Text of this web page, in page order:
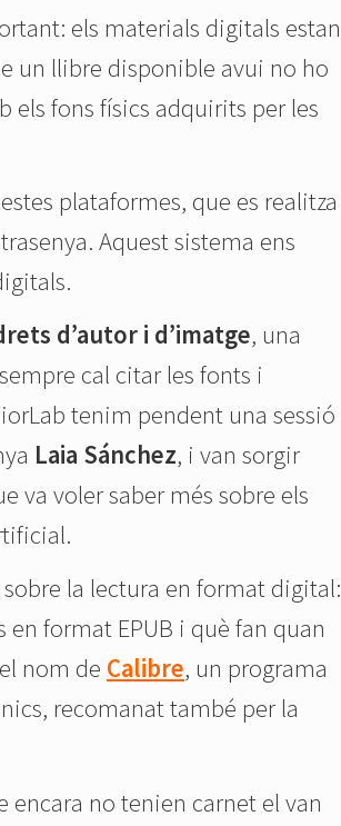
els materials digitals estan
un llibre disponible avui no ho
els fons físics adquirits per les
plataformes, que es realitza
Aquest sistema ens
d’autor i d’imatge, una
cal citar les fonts i
tenim pendent una sessió
Laia Sánchez, i van sorgir
va voler saber més sobre els
la lectura en format digital:
format EPUB i què fan quan
nom de Calibre, un programa
recomanat també per la
encara no tenien carnet el van